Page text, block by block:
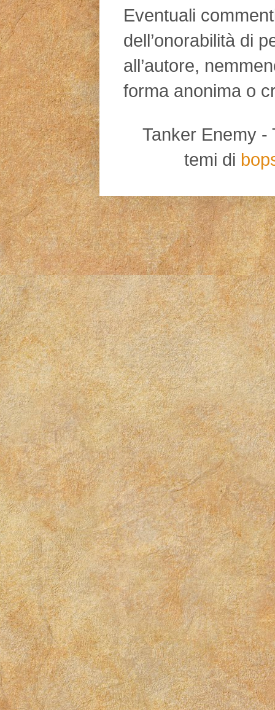
Eventuali
dell’onorabilità di
all’autore,
forma anonima o
Tanker Enemy -
temi di